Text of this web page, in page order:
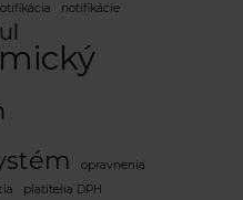
notifikácie
opravnenia
platitelia DPH